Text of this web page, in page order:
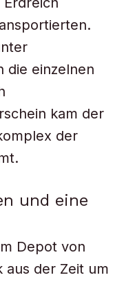
die einzelnen
kam der
der
und eine
Depot von
aus der Zeit um